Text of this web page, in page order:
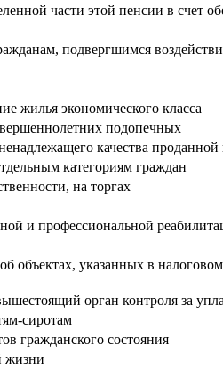
части этой пенсии в счет
подвергшимся
жилья экономического класса
подопечных
качества
категориям граждан
на торгах
и профессиональной
указанных в
орган контроля за
сиротам
гражданского состояния
жизни